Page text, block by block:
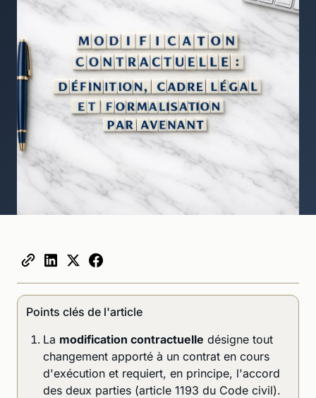
Points clés de l'article
La modification contractuelle désigne tout
changement apporté à un contrat en cours
d'exécution et requiert, en principe, l'accord
des deux parties (article 1193 du Code civil).